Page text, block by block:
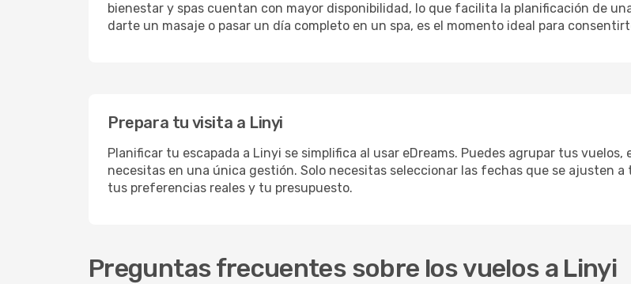
bienestar y spas cuentan con mayor disponibilidad, lo que facilita la planificación de
darte un masaje o pasar un día completo en un spa, es el momento ideal para
Prepara tu visita a Linyi
Planificar tu escapada a Linyi se simplifica al usar eDreams. Puedes agrupar tus
necesitas en una única gestión. Solo necesitas seleccionar las fechas que se ajusten
tus preferencias reales y tu presupuesto.
Preguntas frecuentes sobre los vuelos a Linyi